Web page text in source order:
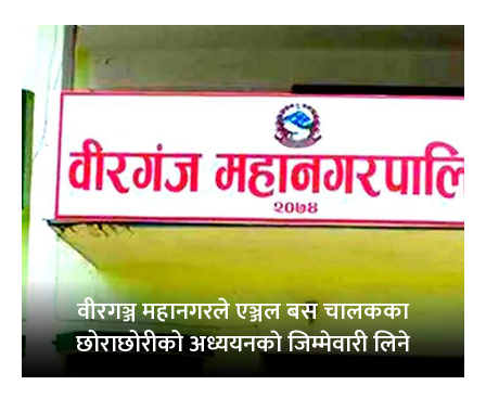
वीरगञ्ज महानगरले एञ्जल बस चालकका
छोराछोरीको अध्ययनकाे जिम्मेवारी लिने